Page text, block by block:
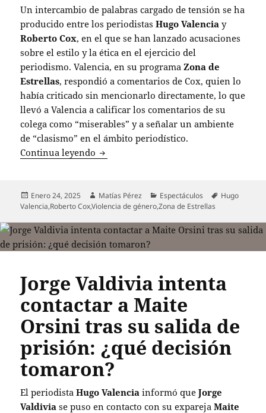
Un intercambio de palabras cargado de tensión se ha
producido entre los periodistasHugo Valencia y
Roberto Cox, en el que se han lanzado acusaciones
sobre el estilo y la ética en el ejercicio del
periodismo. Valencia, en su programaZona de
Estrellas, respondió a comentarios de Cox, quien lo
había criticado sin mencionarlo directamente, lo que
llevó a Valencia a calificar los comentarios de su
colega como “miserables” y a señalar un ambiente
de “clasismo” en el ámbito periodístico.
Continua leyendo Hugo Valencia arremete contra
Publicado
el
Enero 24, 2025 Autor
Matías Pérez Categorías
Espectáculos Etiquetas
Hugo
Valencia,Roberto Cox,Violencia de género,Zona de Estrellas
Jorge Valdivia intenta
contactar a Maite
Orsini tras su salida de
prisión: ¿qué decisión
tomaron?
El periodistaHugo Valencia informó queJorge
Valdivia se puso en contacto con su exparejaMaite